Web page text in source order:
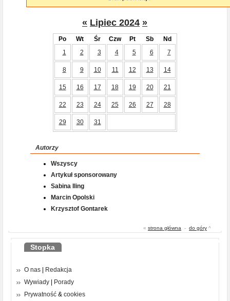
« Lipiec 2024 »
Po Wt Śr Czw Pt Sb
Nd
1
2 3 4 5 6 7
8 9 10 11 12 13 14
15 16 17 18 19 20 21
22 23 24 25 26 27 28
29 30 31
Autorzy
Wszyscy
Artykuł sponsorowany
Sabina Iling
Marcin Opolski
Krzysztof Gontarek
« strona główna - do góry ^
Stopka
O nas
Redakcja
Wywiady
Porady
Prywatność & cookies